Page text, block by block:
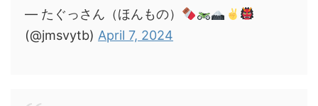
— たぐっさん（ほんもの）
(@jmsvytb) April 7, 2024